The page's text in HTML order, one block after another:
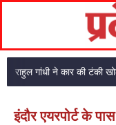
इंदौर एयरपोर्ट के